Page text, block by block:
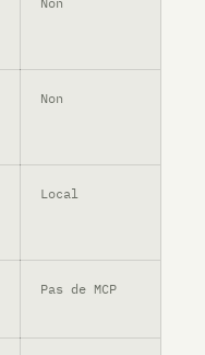
Non
Local
Pas de MCP